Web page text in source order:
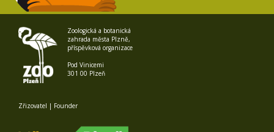
Zoologická a botanická
zahrada města Plzně,
příspěvková organizace
Pod Vinicemi
301 00 Plzeň
Zřizovatel | Founder